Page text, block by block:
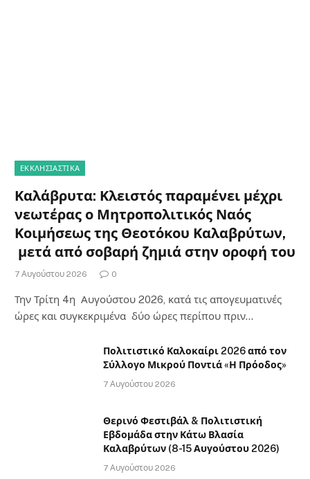
ΕΚΚΛΗΣΙΑΣΤΙΚΑ
Καλάβρυτα: Κλειστός παραμένει μέχρι
νεωτέρας ο Μητροπολιτικός Ναός
Κοιμήσεως της Θεοτόκου Καλαβρύτων,
μετά από σοβαρή ζημιά στην οροφή του
7 Αυγούστου 2026 0
Την Τρίτη 4η Αυγούστου 2026, κατά τις απογευματινές
ώρες και συγκεκριμένα δύο ώρες περίπου πριν…
Πολιτιστικό Καλοκαίρι 2026 από τον
Σύλλογο Μικρού Ποντιά «Η Πρόοδος»
7 Αυγούστου 2026
Θερινό Φεστιβάλ & Πολιτιστική
Εβδομάδα στην Κάτω Βλασία
Καλαβρύτων (8-15 Αυγούστου 2026)
7 Αυγούστου 2026